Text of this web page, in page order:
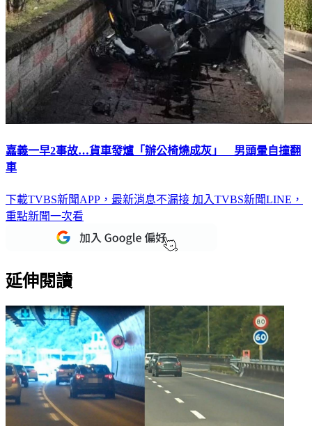
嘉義一早2事故…貨車發爐「辦公椅燒成灰」 男頭暈自撞翻
車
下載TVBS新聞APP，最新消息不漏接 加入TVBS新聞LINE，
重點新聞一次看
延伸閱讀